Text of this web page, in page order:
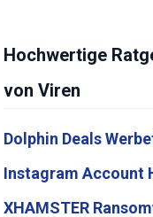
Hochwertige
von Viren
Dolphin Deals
Instagram Account
XHAMSTER